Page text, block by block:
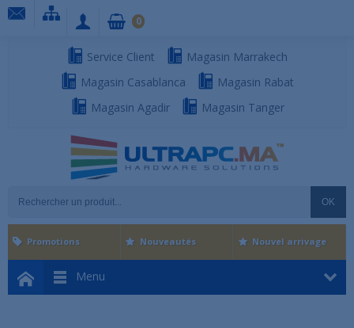
Service Client
Magasin Marrakech
Magasin Casablanca
Magasin Rabat
Magasin Agadir
Magasin Tanger
OK
0
Menu
Promotions Nouveautés Nouvel arrivage